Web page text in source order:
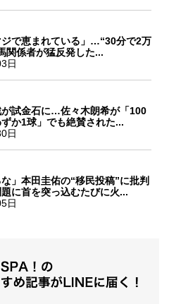
ジで恵まれている」…“30分で2万
関係者が猛反発した...
日
が試金石に…佐々木朗希が「100
か1球」でも絶賛された...
日
な」本田圭佑の“移民投稿”に批判
に首を突っ込むたびに火...
日